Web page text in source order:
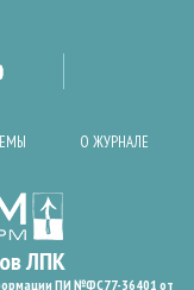
О ЖУРНАЛЕ
ПИ №ФС77-36401 от